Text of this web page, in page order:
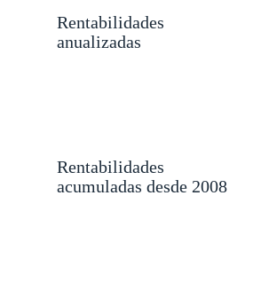
Rentabilidades
anualizadas
Rentabilidades
acumuladas desde 2008